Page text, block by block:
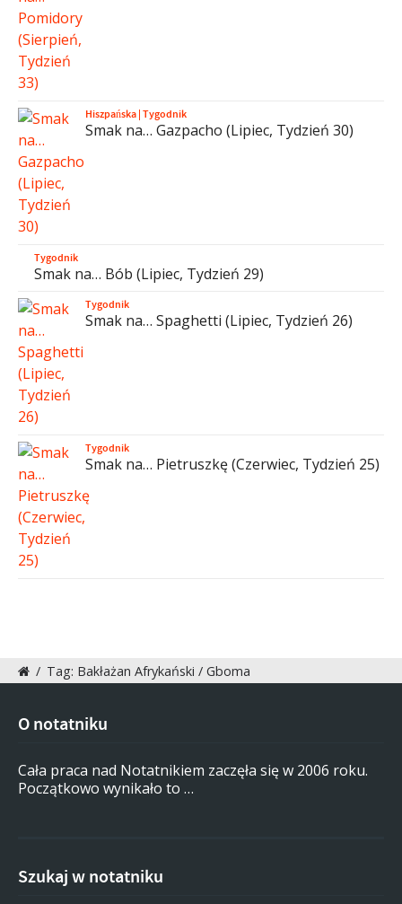
Hiszpańska|Tygodnik
Smak na… Gazpacho (Lipiec, Tydzień 30)
Tygodnik
Smak na… Bób (Lipiec, Tydzień 29)
Tygodnik
Smak na… Spaghetti (Lipiec, Tydzień 26)
Tygodnik
Smak na… Pietruszkę (Czerwiec, Tydzień 25)
/ Tag: Bakłażan Afrykański / Gboma
O notatniku
Cała praca nad Notatnikiem zaczęła się w 2006 roku.
Początkowo wynikało to …
Szukaj w notatniku